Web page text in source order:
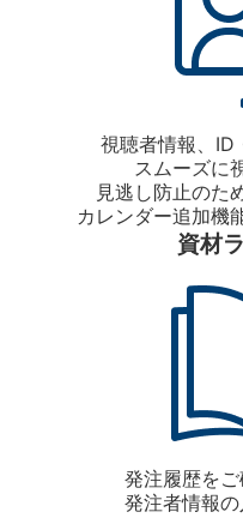
視聴者情報、ID
スムーズに
見逃し防止のた
カレンダー追加機
資材
発注履歴をご
発注者情報の